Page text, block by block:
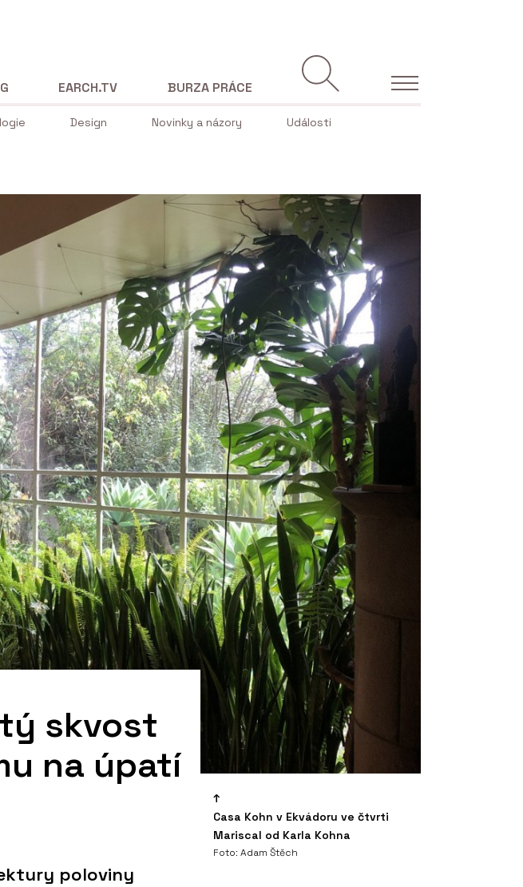
Design Novinky a názory Události
EARCH.TV BURZA PRÁCE
Casa Kohn v Ekvádoru ve čtvrti
Mariscal od Karla Kohna
Foto: Adam Štěch
skvost
na úpatí
poloviny